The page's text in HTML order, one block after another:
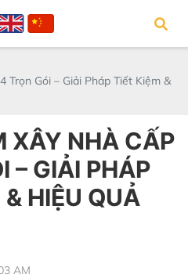
Trọn Gói – Giải Pháp Tiết Kiệm &
XÂY NHÀ CẤP
– GIẢI PHÁP
HIỆU QUẢ
AM